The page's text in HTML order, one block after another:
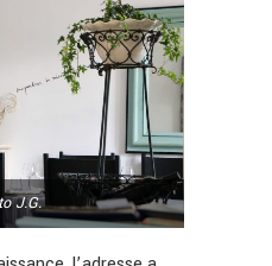
J.G.